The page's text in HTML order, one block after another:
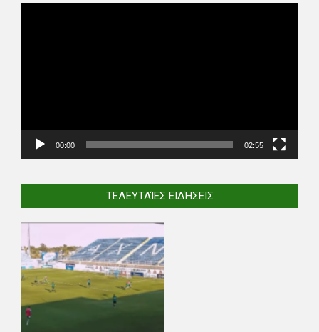
00:00 02:55
ΤΕΛΕΥΤΑΊΕΣ ΕΙΔΉΣΕΙΣ